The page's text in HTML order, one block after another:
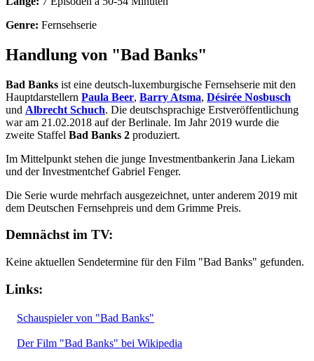
Genre: Fernsehserie
Handlung von "Bad Banks"
Bad Banks ist eine deutsch-luxemburgische Fernsehserie mit den
Hauptdarstellern Paula Beer, Barry Atsma, Désirée Nosbusch
und Albrecht Schuch. Die deutschsprachige Erstveröffentlichung
war am 21.02.2018 auf der Berlinale. Im Jahr 2019 wurde die
zweite Staffel Bad Banks 2 produziert.
Im Mittelpunkt stehen die junge Investmentbankerin Jana Liekam
und der Investmentchef Gabriel Fenger.
Die Serie wurde mehrfach ausgezeichnet, unter anderem 2019 mit
dem Deutschen Fernsehpreis und dem Grimme Preis.
Demnächst im TV:
Keine aktuellen Sendetermine für den Film "Bad Banks" gefunden.
Links:
Schauspieler von "Bad Banks"
Der Film "Bad Banks" bei Wikipedia